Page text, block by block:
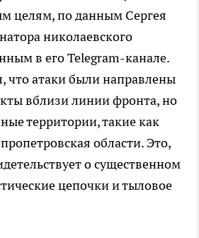
целям, по данным Сергея
николаевского
в его Telegram-канале.
что атаки были направлены
вблизи линии фронта, но
территории, такие как
области. Это,
о существенном
цепочки и тыловое